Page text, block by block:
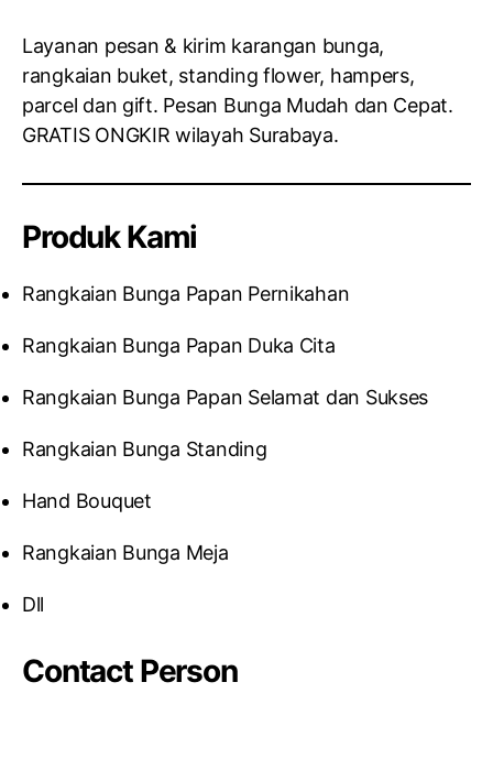
Layanan pesan & kirim karangan bunga,
rangkaian buket, standing flower, hampers,
parcel dan gift. Pesan Bunga Mudah dan Cepat.
GRATIS ONGKIR wilayah Surabaya.
Produk Kami
Rangkaian Bunga Papan Pernikahan
Rangkaian Bunga Papan Duka Cita
Rangkaian Bunga Papan Selamat dan Sukses
Rangkaian Bunga Standing
Hand Bouquet
Rangkaian Bunga Meja
Dll
Contact Person